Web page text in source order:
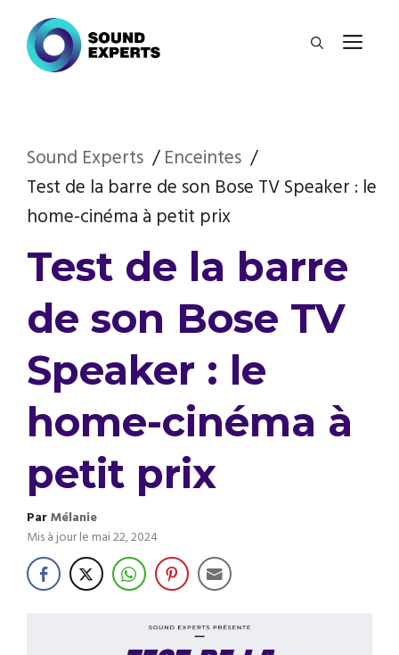
contenu
Sound Experts
Enceintes
Test de la barre de son Bose TV Speaker : le
home-cinéma à petit prix
Test de la barre
de son Bose TV
Speaker : le
home-cinéma à
petit prix
ParMélanie
Mis à jour le mai 22, 2024